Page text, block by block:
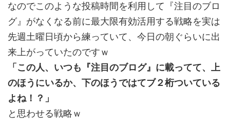
なのでこのような投稿時間を利用して『注目のブロ
グ』がなくなる前に最大限有効活用する戦略を実は
先週土曜日頃から練っていて、今日の朝ぐらいに出
来上がっていたのですｗ
「この人、いつも『注目のブログ』に載ってて、上
のほうにいるか、下のほうではてブ２桁ついている
よね！？」
と思わせる戦略ｗ